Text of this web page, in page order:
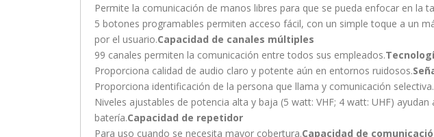
Permite la comunicación de manos libres para que se pueda enfocar en la
5 botones programables permiten acceso fácil, con un simple toque a un
por el usuario.Capacidad de canales múltiples
99 canales permiten la comunicación entre todos sus empleados.
Proporciona calidad de audio claro y potente aún en entornos ruidosos.
Proporciona identificación de la persona que llama y comunicación selectiva.
Niveles ajustables de potencia alta y baja (5 watt: VHF; 4 watt: UHF) ayudan
batería.Capacidad de repetidor
Para uso cuando se necesita mayor cobertura.Capacidad de